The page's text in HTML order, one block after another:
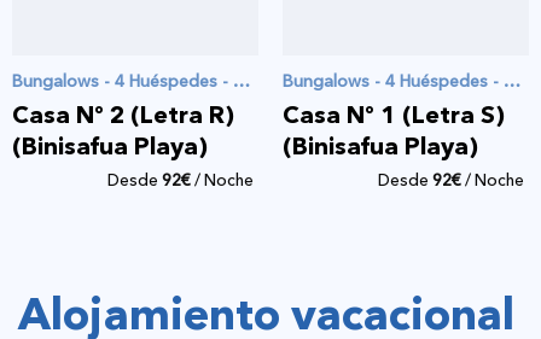
Bungalows - 4 Huéspedes - 2 Habitaciones
Casa Nº 2 (Letra R)
(Binisafua Playa)
Desde92€/ Noche
Bungalows - 4 Huéspedes - 2 Habitaciones
Casa Nº 1 (Letra S)
(Binisafua Playa)
Desde92€/ Noche
Alojamiento vacacional